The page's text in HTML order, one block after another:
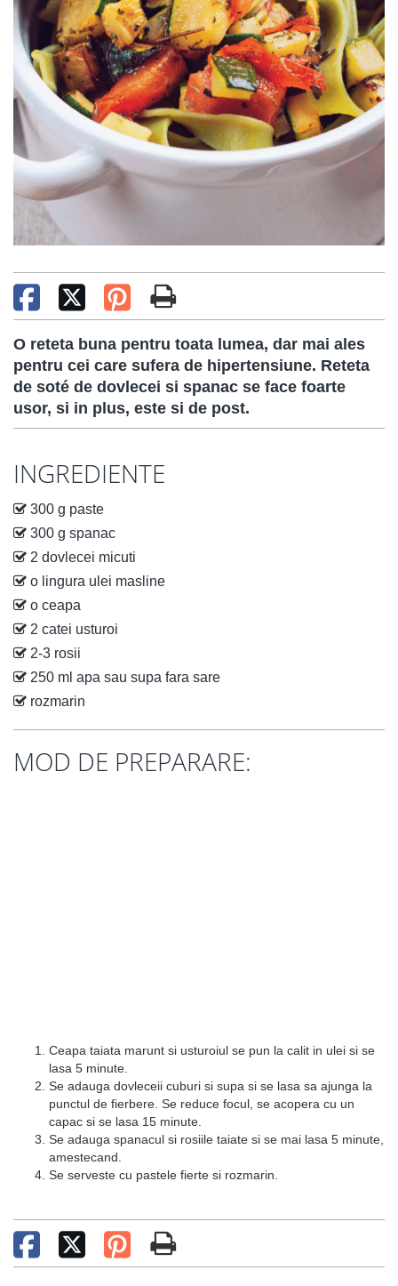
O reteta buna pentru toata lumea, dar mai ales
pentru cei care sufera de hipertensiune. Reteta
de soté de dovlecei si spanac se face foarte
usor, si in plus, este si de post.
INGREDIENTE
300 g paste
300 g spanac
2 dovlecei micuti
o lingura ulei masline
o ceapa
2 catei usturoi
2-3 rosii
250 ml apa sau supa fara sare
rozmarin
MOD DE PREPARARE:
Ceapa taiata marunt si usturoiul se pun la calit in ulei si se
lasa 5 minute.
Se adauga dovleceii cuburi si supa si se lasa sa ajunga la
punctul de fierbere. Se reduce focul, se acopera cu un
capac si se lasa 15 minute.
Se adauga spanacul si rosiile taiate si se mai lasa 5 minute,
amestecand.
Se serveste cu pastele fierte si rozmarin.